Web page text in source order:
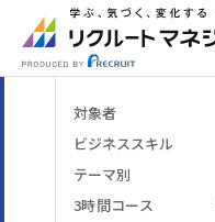
対象者
ビジネススキル
テーマ別
3時間コース